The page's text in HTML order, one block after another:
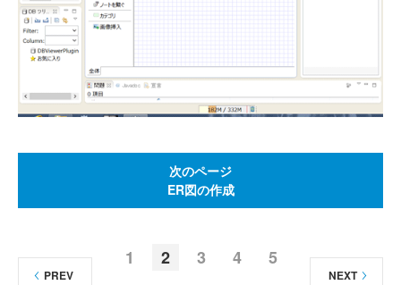
次のページ
ER図の作成
1 2 3 4
5
PREV NEXT